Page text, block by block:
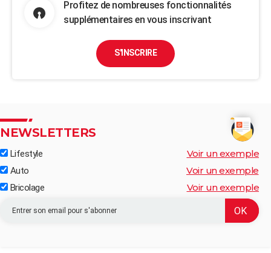
Profitez de nombreuses fonctionnalités
supplémentaires en vous inscrivant
S'INSCRIRE
NEWSLETTERS
Lifestyle Voir un exemple
Auto Voir un exemple
Bricolage Voir un exemple